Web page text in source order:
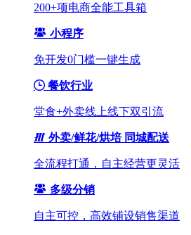
200+项电商全能工具箱
小程序
免开发0门槛一键生成
餐饮行业
堂食+外卖线上线下双引流
外卖/鲜花/烘培 同城配送
全流程打通，自主经营更灵活
多级分销
自主可控，高效铺设销售渠道